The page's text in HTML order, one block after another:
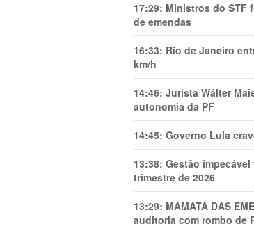
17:29: Ministros do STF
de emendas
16:33: Rio de Janeiro
km/h
14:46: Jurista Wálter
autonomia da PF
14:45: Governo Lula
13:38: Gestão impecável
trimestre de 2026
13:29: MAMATA DAS
auditoria com rombo de